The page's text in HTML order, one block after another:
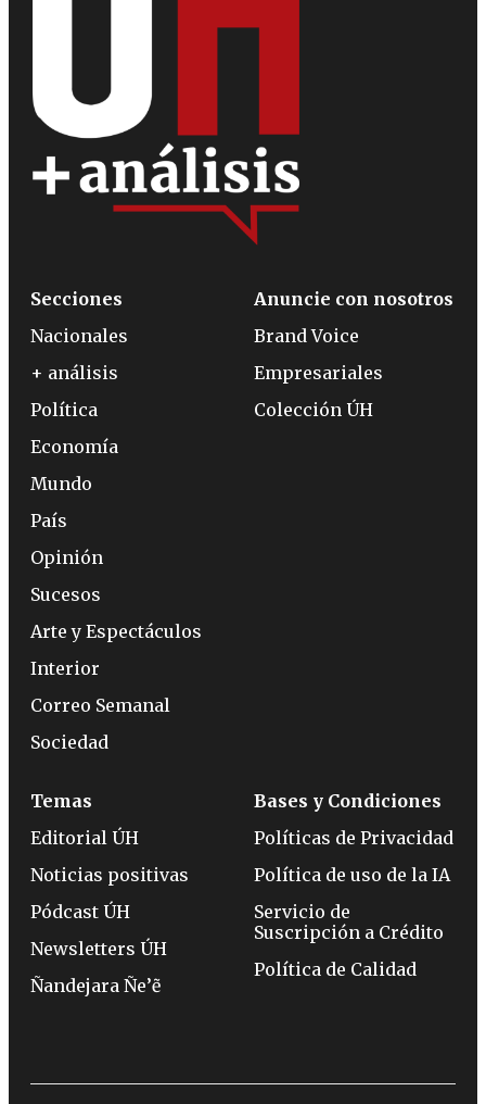
Secciones
Nacionales
+ análisis
Política
Economía
Mundo
País
Opinión
Sucesos
Arte y Espectáculos
Interior
Correo Semanal
Sociedad
Anuncie con nosotros
Brand Voice
Empresariales
Colección ÚH
Temas
Editorial ÚH
Noticias positivas
Pódcast ÚH
Newsletters ÚH
Ñandejara Ñe’ẽ
Bases y Condiciones
Políticas de Privacidad
Política de uso de la IA
Servicio de
Suscripción a Crédito
Política de Calidad